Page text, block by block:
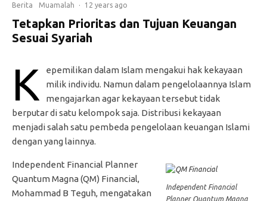
Berita Muamalah · 12 years ago
Tetapkan Prioritas dan Tujuan Keuangan
Sesuai Syariah
K
epemilikan dalam Islam mengakui hak kekayaan
milik individu. Namun dalam pengelolaannya Islam
mengajarkan agar kekayaan tersebut tidak
berputar di satu kelompok saja. Distribusi kekayaan
menjadi salah satu pembeda pengelolaan keuangan Islami
dengan yang lainnya.
Independent Financial
Planner Quantum Magna
Independent Financial Planner
Quantum Magna (QM) Financial,
Mohammad B Teguh, mengatakan